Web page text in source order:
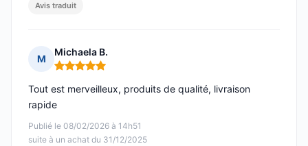
Avis traduit
M
Michaela B.
Note : 5 sur 5
Publié le 08/02/2026 à 14h51
suite à un achat du 31/12/2025
Tout est merveilleux, produits de qualité, livraison
rapide